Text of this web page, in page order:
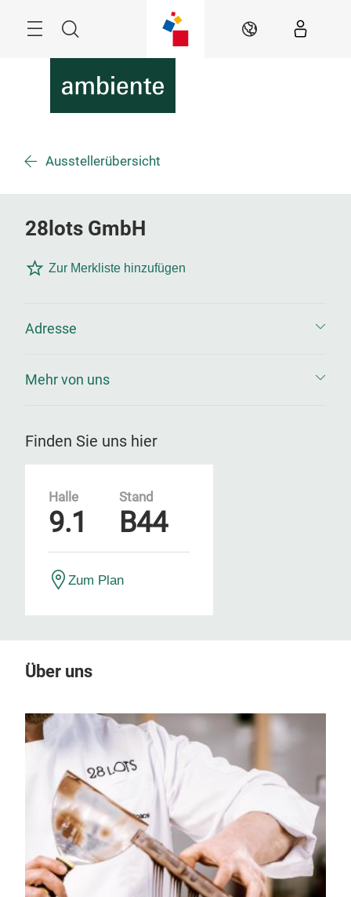
Suche DE
Ausstellerübersicht
28lots GmbH
Zur Merkliste hinzufügen
Adresse
Mehr von uns
Finden Sie uns hier
Halle
9.1
Stand
B44
Zum Plan
Über uns